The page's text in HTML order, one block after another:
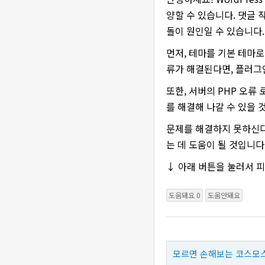
양할 수 있습니다. 댓글
돌이 원인일 수 있습니다.
먼저, 테마를 기본 테마
류가 해결된다면, 플러
또한, 서버의 PHP 오류
를 해결해 나갈 수 있을
문제를 해결하지 못하신
는 데 도움이 될 것입니
↓ 아래 버튼을 눌러서
도움돼요 0 도움안돼요
모르면 손해보는 코스모